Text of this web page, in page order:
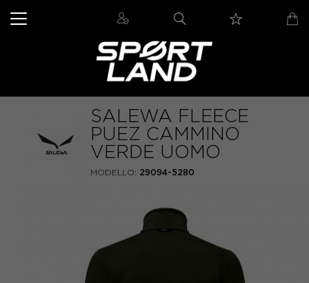
SALEWA FLEECE
PUEZ CAMMINO
VERDE UOMO
MODELLO: 29094-5280